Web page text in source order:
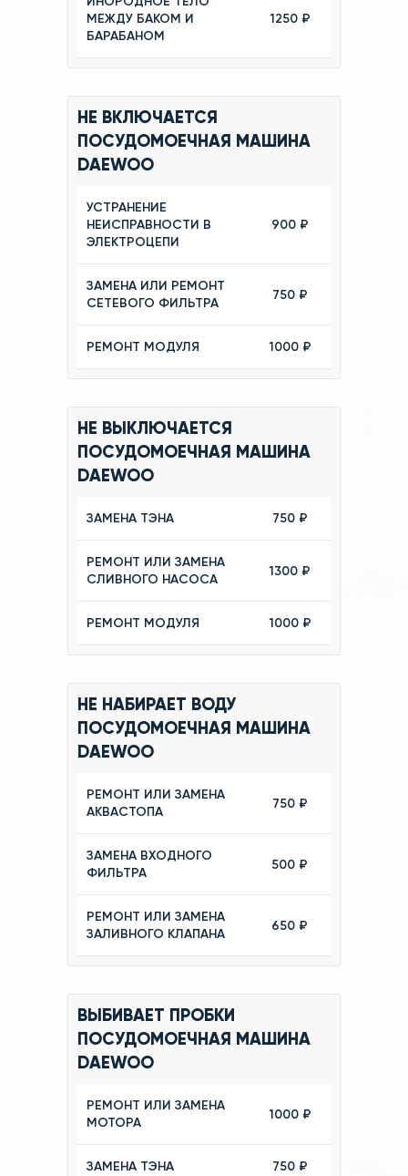
МЕЖДУ БАКОМ И
БАРАБАНОМ
1250 ₽
НЕ ВКЛЮЧАЕТСЯ
ПОСУДОМОЕЧНАЯ МАШИНА
DAEWOO
УСТРАНЕНИЕ
НЕИСПРАВНОСТИ В
ЭЛЕКТРОЦЕПИ
900 ₽
ЗАМЕНА ИЛИ РЕМОНТ
СЕТЕВОГО ФИЛЬТРА
750 ₽
РЕМОНТ МОДУЛЯ 1000 ₽
НЕ ВЫКЛЮЧАЕТСЯ
ПОСУДОМОЕЧНАЯ МАШИНА
DAEWOO
ЗАМЕНА ТЭНА 750 ₽
РЕМОНТ ИЛИ ЗАМЕНА
СЛИВНОГО НАСОСА
1300 ₽
РЕМОНТ МОДУЛЯ 1000 ₽
НЕ НАБИРАЕТ ВОДУ
ПОСУДОМОЕЧНАЯ МАШИНА
DAEWOO
РЕМОНТ ИЛИ ЗАМЕНА
АКВАСТОПА
750 ₽
ЗАМЕНА ВХОДНОГО
ФИЛЬТРА
500 ₽
РЕМОНТ ИЛИ ЗАМЕНА
ЗАЛИВНОГО КЛАПАНА
650 ₽
ВЫБИВАЕТ ПРОБКИ
ПОСУДОМОЕЧНАЯ МАШИНА
DAEWOO
РЕМОНТ ИЛИ ЗАМЕНА
МОТОРА
1000 ₽
ЗАМЕНА ТЭНА 750 ₽